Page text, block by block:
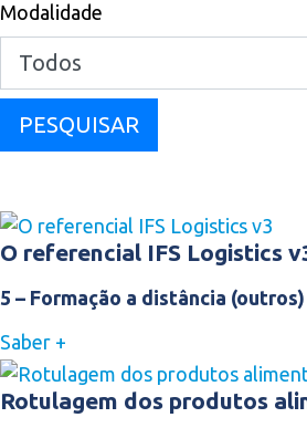
Modalidade
PESQUISAR
O referencial IFS Logistics
5 – Formação a distância (outros)
Saber +
Rotulagem dos produtos